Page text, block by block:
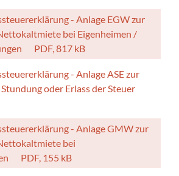
- Anlage EGW zur
bei Eigenheimen /
PDF, 817 kB
- Anlage ASE zur
oder Erlass der Steuer
- Anlage GMW zur
bei
PDF, 155 kB